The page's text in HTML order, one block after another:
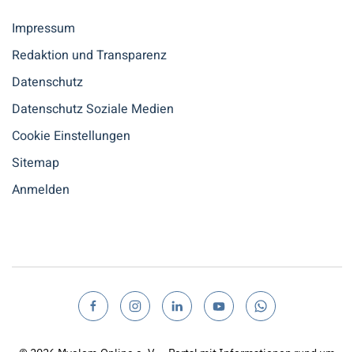
Impressum
Redaktion und Transparenz
Datenschutz
Datenschutz Soziale Medien
Cookie Einstellungen
Sitemap
Anmelden